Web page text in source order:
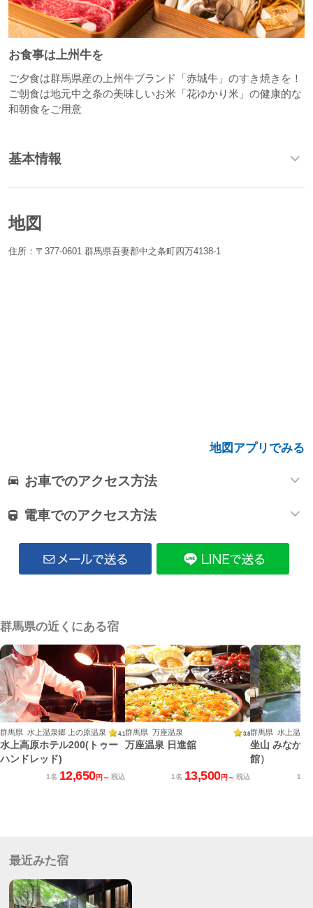
お食事は上州牛を
ご夕食は群馬県産の上州牛ブランド「赤城牛」のすき焼きを！
ご朝食は地元中之条の美味しいお米「花ゆかり米」の健康的な
和朝食をご用意
基本情報
地図
住所：〒377-0601 群馬県吾妻郡中之条町四万4138-1
地図アプリでみる
お車でのアクセス方法
電車でのアクセス方法
群馬県の近くにある宿
群馬県 水上温泉郷 上の原温泉 4.1
水上高原ホテル200(トゥー
ハンドレッド)
1名 12,650円～ 税込
群馬県 万座温泉 3.8
万座温泉 日進舘
1名 13,500円～ 税込
群馬県 水上温泉
坐山 みなか
館）
1名
最近みた宿